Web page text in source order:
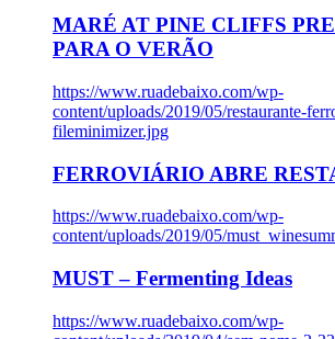
MARÉ AT PINE CLIFFS
PARA O VERÃO
https://www.ruadebaixo.com/wp-
content/uploads/2019/05/restaurante-
fileminimizer.jpg
FERROVIÁRIO ABRE
https://www.ruadebaixo.com/wp-
content/uploads/2019/05/
MUST – Fermenting Ideas
https://www.ruadebaixo.com/wp-